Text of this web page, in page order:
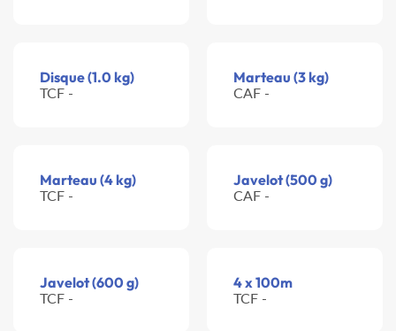
Disque (1.0 kg)
TCF -
Marteau (3 kg)
CAF -
Marteau (4 kg)
TCF -
Javelot (500 g)
CAF -
Javelot (600 g)
TCF -
4 x 100m
TCF -